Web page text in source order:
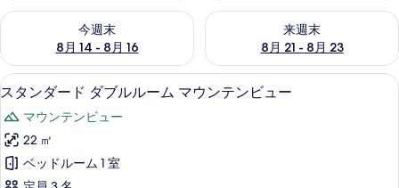
今週末
8月 14 - 8月 16
今週末 8月 14 - 8月 16 の空室状況をチェック
来週末
8月 21 - 8月 23
来週末 8月 21 - 8月 23 の空室
ス
タ
ン
ダ
ー
デスク、可動式ベッド、WiFi (無料)
3
スタンダード ダブルルーム マウンテンビュー
マウンテンビュー
22 ㎡
ベッドルーム 1 室